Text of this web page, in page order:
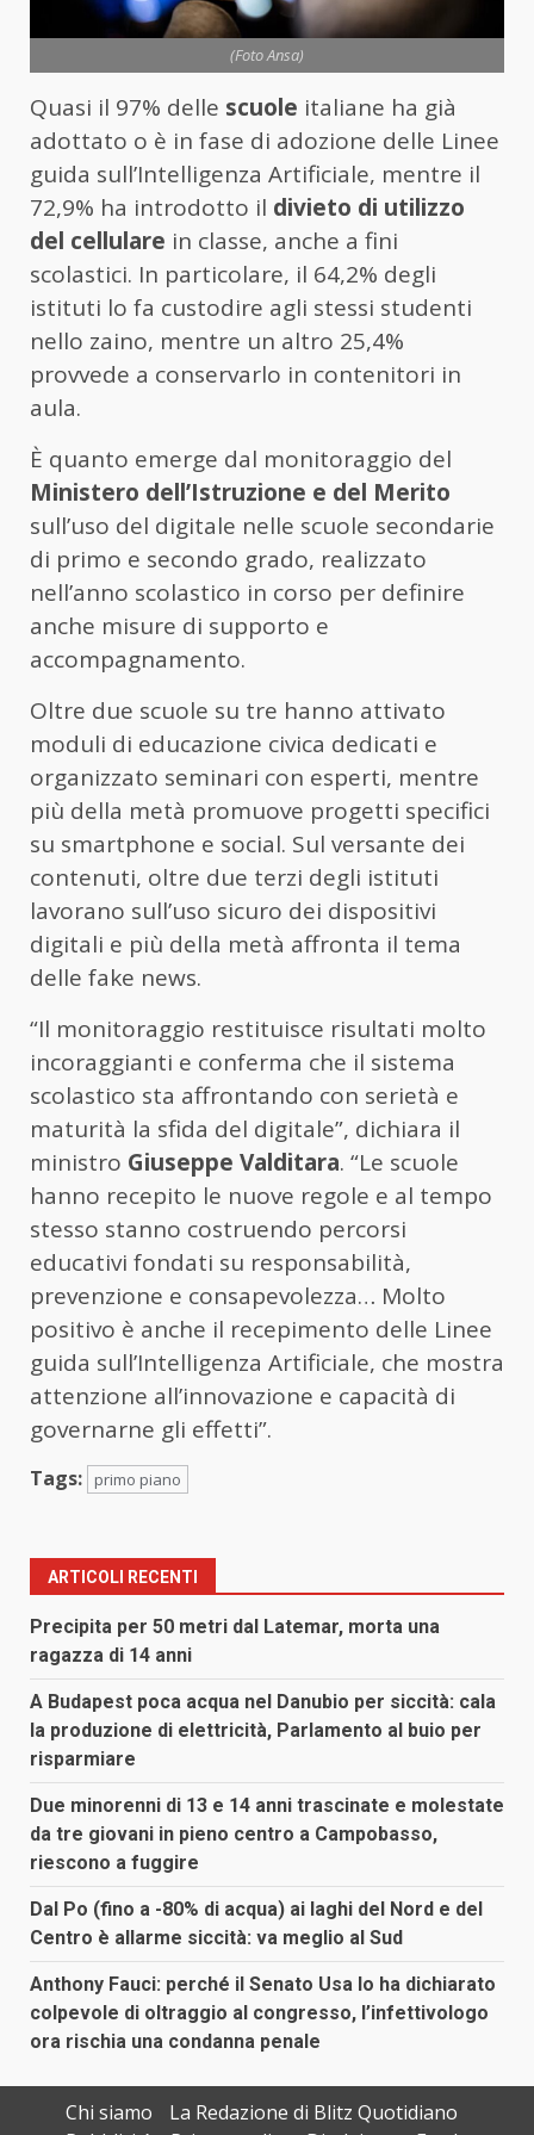
(Foto Ansa)
Quasi il 97% delle scuole italiane ha già
adottato o è in fase di adozione delle Linee
guida sull’Intelligenza Artificiale, mentre il
72,9% ha introdotto il divieto di utilizzo
del cellulare in classe, anche a fini
scolastici. In particolare, il 64,2% degli
istituti lo fa custodire agli stessi studenti
nello zaino, mentre un altro 25,4%
provvede a conservarlo in contenitori in
aula.
È quanto emerge dal monitoraggio del
Ministero dell’Istruzione e del Merito
sull’uso del digitale nelle scuole secondarie
di primo e secondo grado, realizzato
nell’anno scolastico in corso per definire
anche misure di supporto e
accompagnamento.
Oltre due scuole su tre hanno attivato
moduli di educazione civica dedicati e
organizzato seminari con esperti, mentre
più della metà promuove progetti specifici
su smartphone e social. Sul versante dei
contenuti, oltre due terzi degli istituti
lavorano sull’uso sicuro dei dispositivi
digitali e più della metà affronta il tema
delle fake news.
“Il monitoraggio restituisce risultati molto
incoraggianti e conferma che il sistema
scolastico sta affrontando con serietà e
maturità la sfida del digitale”, dichiara il
ministro Giuseppe Valditara. “Le scuole
hanno recepito le nuove regole e al tempo
stesso stanno costruendo percorsi
educativi fondati su responsabilità,
prevenzione e consapevolezza… Molto
positivo è anche il recepimento delle Linee
guida sull’Intelligenza Artificiale, che mostra
attenzione all’innovazione e capacità di
governarne gli effetti”.
Tags: primo piano
ARTICOLI RECENTI
Precipita per 50 metri dal Latemar, morta una
ragazza di 14 anni
A Budapest poca acqua nel Danubio per siccità: cala
la produzione di elettricità, Parlamento al buio per
risparmiare
Due minorenni di 13 e 14 anni trascinate e molestate
da tre giovani in pieno centro a Campobasso,
riescono a fuggire
Dal Po (fino a -80% di acqua) ai laghi del Nord e del
Centro è allarme siccità: va meglio al Sud
Anthony Fauci: perché il Senato Usa lo ha dichiarato
colpevole di oltraggio al congresso, l’infettivologo
ora rischia una condanna penale
Chi siamo
La Redazione di Blitz Quotidiano